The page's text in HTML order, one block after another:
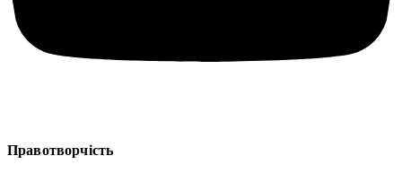
Правотворчість